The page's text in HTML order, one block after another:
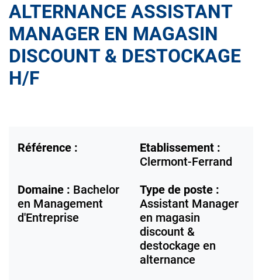
ALTERNANCE ASSISTANT
MANAGER EN MAGASIN
DISCOUNT & DESTOCKAGE
H/F
Référence :
Etablissement :
Clermont-Ferrand
Domaine : Bachelor
en Management
d'Entreprise
Type de poste :
Assistant Manager
en magasin
discount &
destockage en
alternance